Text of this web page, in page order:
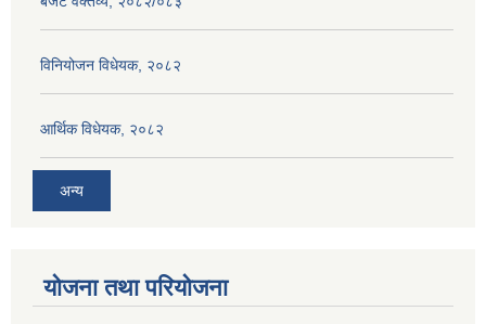
विनियोजन विधेयक, २०८२
आर्थिक विधेयक, २०८२
अन्य
योजना तथा परियोजना